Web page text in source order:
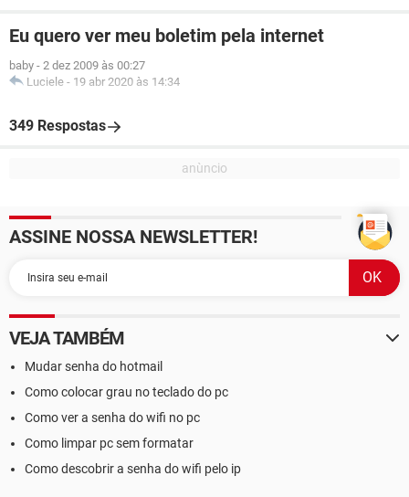
Eu quero ver meu boletim pela internet
baby - 2 dez 2009 às 00:27
Luciele - 19 abr 2020 às 14:34
349 Respostas
ASSINE NOSSA NEWSLETTER!
VEJA TAMBÉM
Mudar senha do hotmail
Como colocar grau no teclado do pc
Como ver a senha do wifi no pc
Como limpar pc sem formatar
Como descobrir a senha do wifi pelo ip